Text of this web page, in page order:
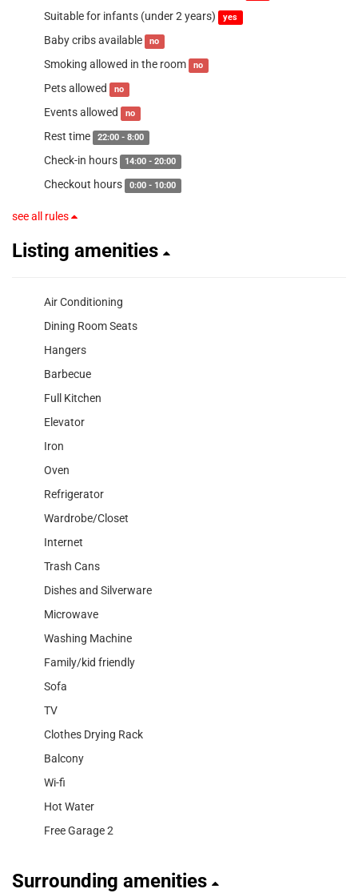
Suitable for infants (under 2 years) yes
Baby cribs available no
Smoking allowed in the room no
Pets allowed no
Events allowed no
Rest time 22:00 - 8:00
Check-in hours 14:00 - 20:00
Checkout hours 0:00 - 10:00
see all rules
Listing amenities
Air Conditioning
Dining Room Seats
Hangers
Barbecue
Full Kitchen
Elevator
Iron
Oven
Refrigerator
Wardrobe/Closet
Internet
Trash Cans
Dishes and Silverware
Microwave
Washing Machine
Family/kid friendly
Sofa
TV
Clothes Drying Rack
Balcony
Wi-fi
Hot Water
Free Garage 2
Surrounding amenities